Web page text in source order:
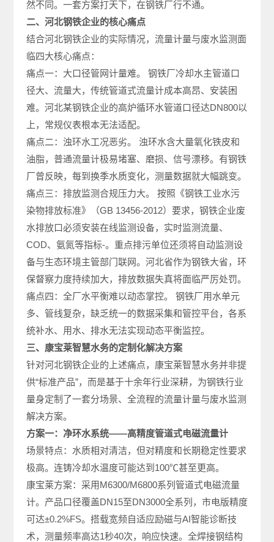
然不同。一套方案打天下，在钢铁厂行不通。
二、河北钢铁企业的核心痛点
结合河北钢铁企业的实际情况，流量计量与废水监测面
临四大核心痛点：
痛点一：大口径管网计量难。 钢铁厂冷却水主管道口
径大、流量大，传统管道式流量计成本高昂、安装困
难。河北某钢铁企业的高炉循环水管道口径达DN800以
上，常规仪表根本无法适配。
痛点二：浊环水工况恶劣。 浊环水含大量氧化铁皮和
油脂，普通流量计极易堵塞、磨损、信号漂移。有钢铁
厂曾反映，每到换季水质变化，测量数据就大幅跳变。
痛点三：排放监测合规压力大。 按照《钢铁工业水污
染物排放标准》（GB 13456-2012）要求，钢铁企业废
水排放口必须安装在线监测设备，实时监测流量、
COD、氨氮等指标-。重点排污单位还须将自动监测设
备与生态环境主管部门联网。河北省作为钢铁大省，环
保督察力度持续加大，排放数据失真将面临严厉处罚。
痛点四：全厂水平衡难以动态掌控。 钢铁厂用水单元
多、管线复杂，缺乏统一的数据采集和管控平台，各系
统补水、用水、排水无法实现动态平衡监控。
三、康宝莱智慧水务的定制化解决方案
针对河北钢铁企业的上述痛点，康宝莱智慧水务并非提
供“标准产品”，而是基于十余年行业深耕，为钢铁行业
量身定制了一套分场景、全流程的流量计量与废水监测
解决方案。
方案一：净环水系统——高精度管道式电磁流量计
场景特点：水质相对清洁，但对精度和长期稳定性要求
极高。连铸冷却水温度可能达到100℃甚至更高。
康宝莱方案：采用M6300/M6800系列管道式电磁流量
计。产品口径覆盖DN15至DN3000全系列，市电版精度
可达±0.2%FS。搭载宽频自适应励磁与AI智能诊断技
术，测量频率高达1秒40次，响应快速。全焊接钢结构